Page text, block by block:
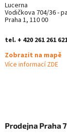
Lucerna
Vodičkova 704/36 -
Praha 1, 110 00
tel. + 420 261 261
Zobrazit na mapě
Více informací ZDE
Prodejna Praha 7